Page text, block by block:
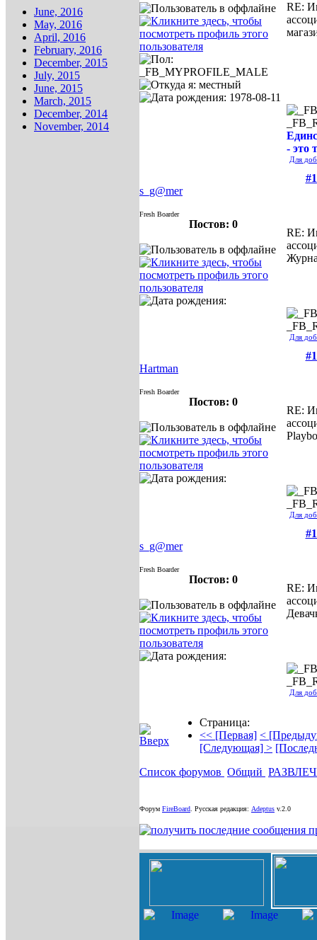
June, 2016
May, 2016
April, 2016
February, 2016
December, 2015
July, 2015
June, 2015
March, 2015
December, 2014
November, 2014
RE:
- это
Для
s_g@mer
Fresh Boarder
Постов: 0
RE:
Для
Hartman
Fresh Boarder
Постов: 0
RE:
Для
s_g@mer
Fresh Boarder
Постов: 0
RE:
Для
Страница:
<< [Первая] <
[Следующая] >
Список форумов Общий
Форум FireBoard Русская редакция: Adeptus v.2.0